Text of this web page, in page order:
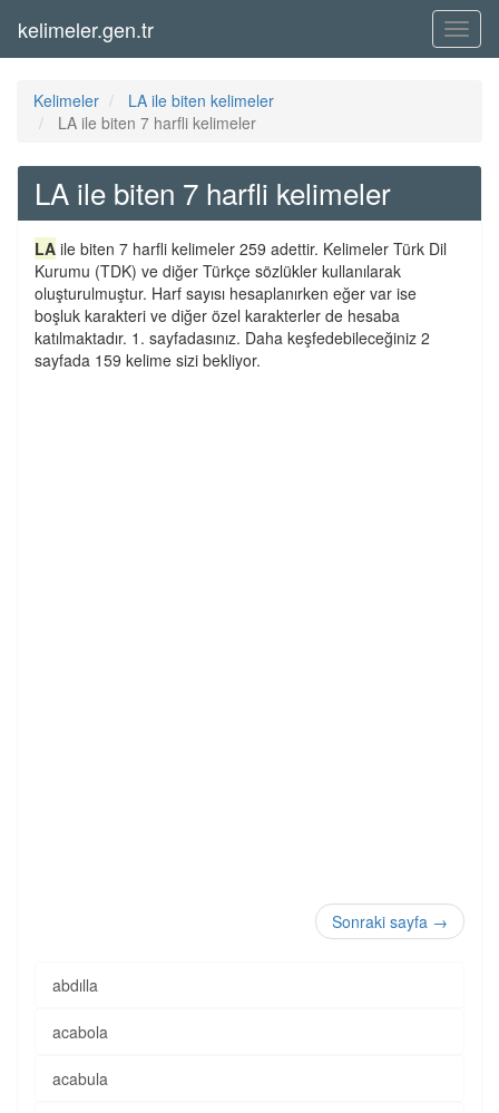
Menü
kelimeler.gen.tr
Kelimeler
LA ile biten kelimeler
LA ile biten 7 harfli kelimeler
LA ile biten 7 harfli kelimeler
LA ile biten 7 harfli kelimeler 259 adettir. Kelimeler Türk Dil
Kurumu (TDK) ve diğer Türkçe sözlükler kullanılarak
oluşturulmuştur. Harf sayısı hesaplanırken eğer var ise
boşluk karakteri ve diğer özel karakterler de hesaba
katılmaktadır. 1. sayfadasınız. Daha keşfedebileceğiniz 2
sayfada 159 kelime sizi bekliyor.
Sonraki sayfa →
abdılla
acabola
acabula